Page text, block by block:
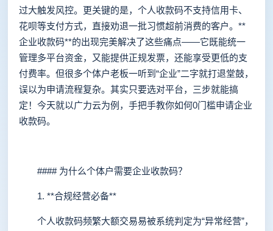
过大触发风控。更关键的是，个人收款码不支持信用卡、
花呗等支付方式，直接劝退一批习惯超前消费的客户。**
企业收款码**的出现完美解决了这些痛点——它既能统一
管理多平台资金，又能提供正规发票，还能享受更低的支
付费率。但很多个体户老板一听到“企业”二字就打退堂鼓，
误以为申请流程复杂。其实只要选对平台，三步就能搞
定！今天就以广力云为例，手把手教你如何0门槛申请企业
收款码。
#### 为什么个体户需要企业收款码？
1. **合规经营必备**
个人收款码频繁大额交易易被系统判定为“异常经营”，